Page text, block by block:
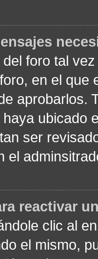
foro tal
en el
aprobarlos.
ubicado
ser
el
reactivar
clic al
el mismo,